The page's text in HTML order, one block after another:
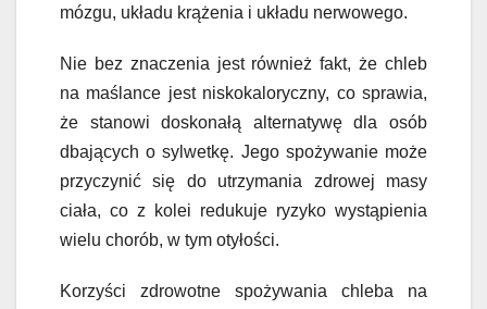
mózgu, układu krążenia i układu nerwowego.
Nie bez znaczenia jest również fakt, że chleb
na maślance jest niskokaloryczny, co sprawia,
że stanowi doskonałą alternatywę dla osób
dbających o sylwetkę. Jego spożywanie może
przyczynić się do utrzymania zdrowej masy
ciała, co z kolei redukuje ryzyko wystąpienia
wielu chorób, w tym otyłości.
Korzyści zdrowotne spożywania chleba na